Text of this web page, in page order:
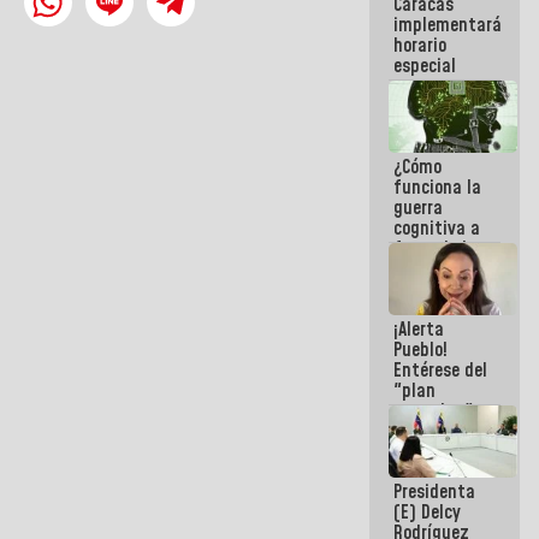
del Sistema
Eléctrico
Nacional
implementará
horario
especial
para
adaptarse
al plan de
ahorro
energético
¿Cómo
funciona la
guerra
cognitiva a
favor de la
narrativa
hegemónica?
(1)
¡Alerta
Pueblo!
Entérese del
"plan
enjambre"
de La Sayo
para
sabotear el
diálogo y
promover el
Presidenta
(E) Delcy
Rodríguez